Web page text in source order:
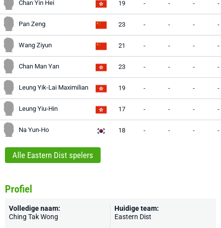
Chan Yin Hei 19 - - - -
Pan Zeng 23 - - - -
Wang Ziyun 21 - - - -
Chan Man Yan 23 - - - -
Leung Yik-Lai Maximilian 19 - - - -
Leung Yiu-Hin 17 - - - -
Na Yun-Ho 18 - - - -
Alle Eastern Dist spelers
Profiel
Volledige naam:
Ching Tak Wong
Huidige team:
Eastern Dist